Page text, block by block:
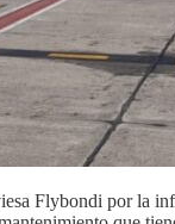
Flybondi por la